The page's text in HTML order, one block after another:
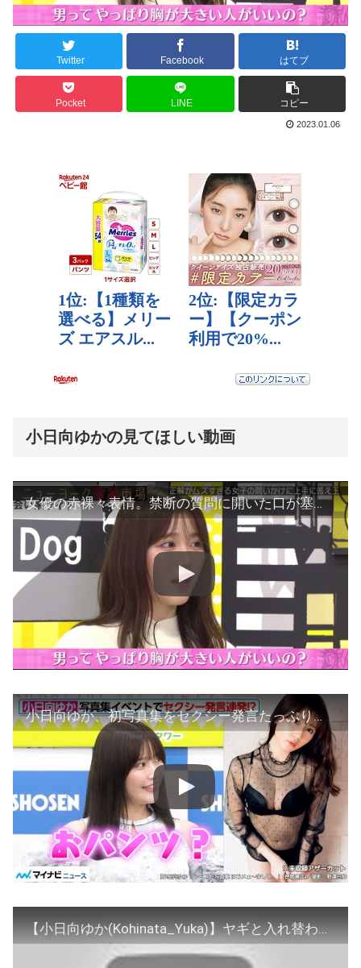
Twitter Facebook はてブ
Pocket LINE コピー
2023.01.06
小日向ゆかの見てほしい動画
女優の赤裸々表情。禁断の質問に開いた口が塞がらない『ニューヨーク恋愛市場# 53』ABEMAで配信中
小日向ゆか、初写真集をセクシー発言たっぷりでPR！？『小日向ゆか ファースト写真集 はじメェ～まして。 』発売記念イベント
【小日向ゆか(Kohinata_Yuka)】ヤギと入れ替わりた～い！噂の美女との運メェ～的な出会いがココに‼ １st写真集『はじメェ～まして。』オフショットムービー#5